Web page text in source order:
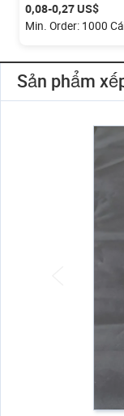
hút Tùy Chỉnh Thu
bao bì hộp
0,08-0,27 US$
Min. Order: 1000
Sản phẩm